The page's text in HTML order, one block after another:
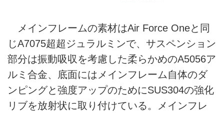
メインフレームの素材はAir Force Oneと同
じA7075超超ジュラルミンで、サスペンション
部分は振動吸収を考慮した柔らかめのA5056ア
ルミ合金、底面にはメインフレーム自体のダ
ンピングと強度アップのためにSUS304の強化
リブを放射状に取り付けている。メインフレ